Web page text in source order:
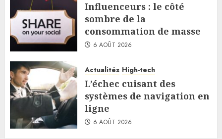
Influenceurs : le côté
sombre de la
consommation de masse
6 AOÛT 2026
Actualités High-tech
L’échec cuisant des
systèmes de navigation en
ligne
6 AOÛT 2026